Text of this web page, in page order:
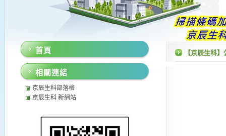
【京辰生科
首頁
相關連結
京辰生科部落格
京辰生科 新網站